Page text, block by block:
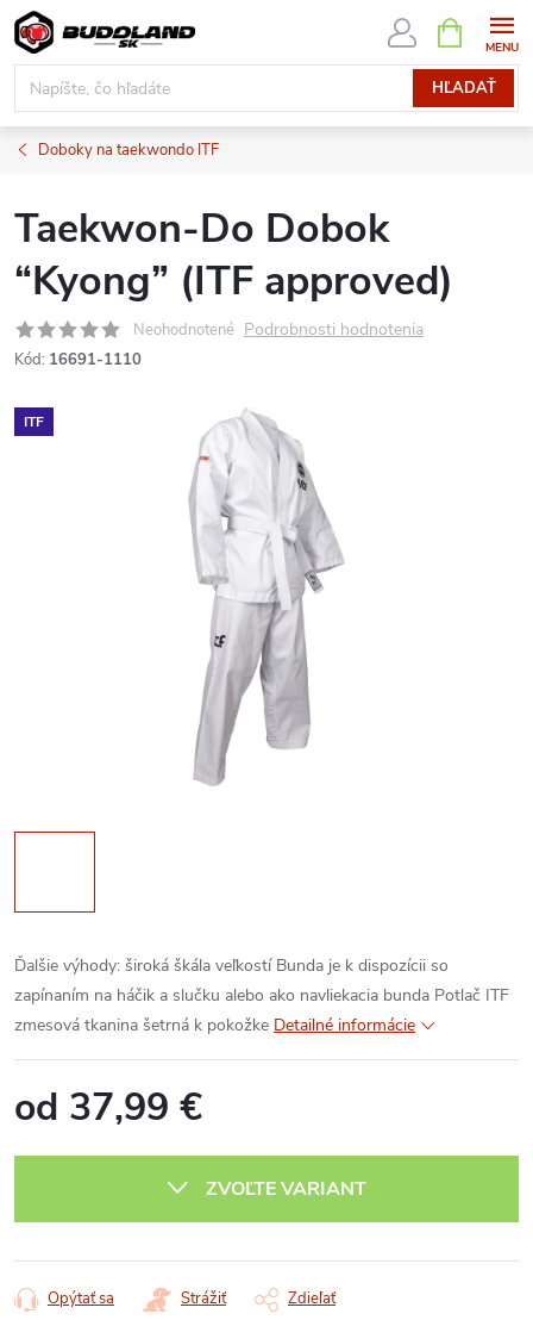
Prejsť
na
obsah
HĽADAŤ
KOŠÍK
Doboky na taekwondo ITF
Taekwon-Do Dobok
“Kyong” (ITF approved)
Neohodnotené Podrobnosti hodnotenia
Kód: 16691-1110
ITF
Ďalšie výhody: široká škála veľkostí Bunda je k dispozícii so
zapínaním na háčik a slučku alebo ako navliekacia bunda Potlač ITF
zmesová tkanina šetrná k pokožke Detailné informácie
od 37,99 €
ZVOĽTE VARIANT
Opýtať sa Strážiť Zdieľať